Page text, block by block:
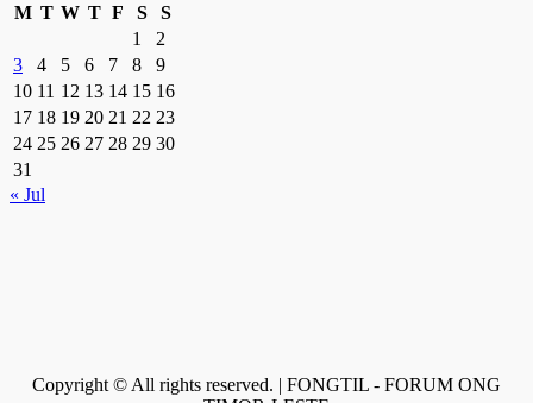
M T W T F S
S
1
2
3
4 5 6 7 8
9
10 11 12 13 14 15 16
17 18 19 20 21 22 23
24 25 26 27 28 29 30
31
« Jul
Copyright © All rights reserved. | FONGTIL - FORUM ONG